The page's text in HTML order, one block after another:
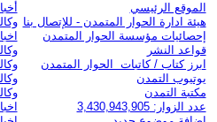
الموقع الرئيسي
هيئة ادارة الحوار المتمدن - للإتصال بنا
إحصائيات مؤسسة الحوار المتمدن
قواعد النشر
ابرز كتاب / كاتبات الحوار المتمدن
يوتيوب التمدن
مكتبة التمدن
عدد الزوار: 3,430,943,905